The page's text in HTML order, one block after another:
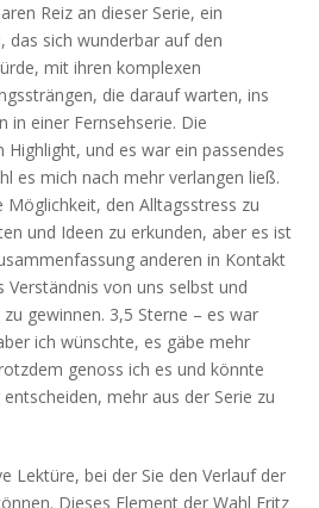
Reiz an dieser Serie, ein
das sich wunderbar auf den
mit ihren komplexen
die darauf warten, ins
in einer Fernsehserie. Die
Highlight, und es war ein passendes
es mich nach mehr verlangen ließ.
den Alltagsstress zu
und Ideen zu erkunden, aber es ist
anderen in Kontakt
von uns selbst und
gewinnen. 3,5 Sterne – es war
ich wünschte, es gäbe mehr
genoss ich es und könnte
mehr aus der Serie zu
Lektüre, bei der Sie den Verlauf der
Dieses Element der Wahl Fritz